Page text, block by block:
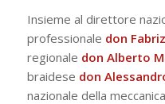
Insieme al direttore
professionale don
regionale don Alberto
braidese don
nazionale della